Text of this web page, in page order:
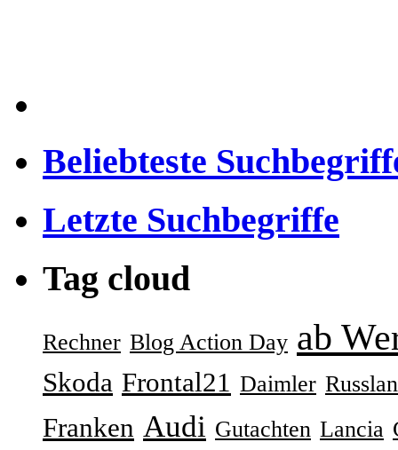
Beliebteste
Letzte Suchbegriffe
Tag cloud
Rechner Blog Action Day ab
Skoda Frontal21 Daimler
Franken Audi Gutachten Lancia